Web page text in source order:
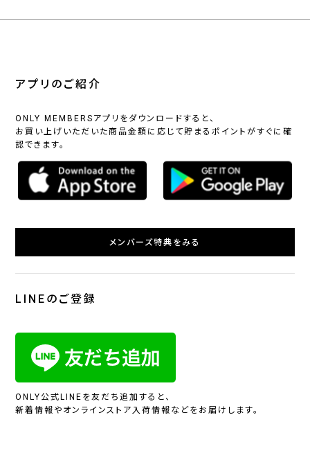
アプリのご紹介
ONLY MEMBERSアプリをダウンロードすると、
お買い上げいただいた商品金額に応じて貯まるポイントがすぐに確
認できます。
メンバーズ特典をみる
LINEのご登録
ONLY公式LINEを友だち追加すると、
新着情報やオンラインストア入荷情報などをお届けします。